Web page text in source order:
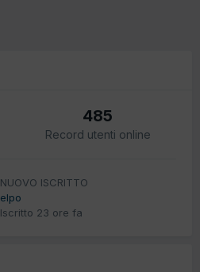
485
Record utenti online
NUOVO ISCRITTO
elpo
Iscritto 23 ore fa